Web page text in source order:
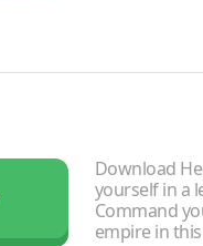
Download
yourself in a
Command
empire in